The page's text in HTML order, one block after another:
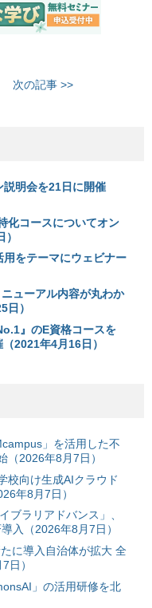
次の記事 >>
明会を21日に開催
化コースについてオン
をテーマにウェビナー
ューアル内容が丸わか
日）
』のE資格コースを
2021年4月16日）
」を活用した不
（2026年8月7日）
校向け生成AIクラウド
年8月7日）
ブラリアドバンス」、
入（2026年8月7日）
に導入自治体が拡大 全
日）
」の活用研修を北